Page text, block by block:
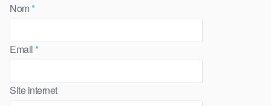
Nom*
Email*
Site internet